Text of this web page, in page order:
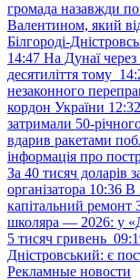
громада назавжди
Валентином, який
Білгороді-
14:47 На Дунаї
десятиліття тому
незаконного
кордон України 12:32
затримали 50-
вдарив ракетами
інформація про
За 40 тисяч доларів
організатора 10:36 В
капітальний ремонт
школяра — 2026: у
5 тисяч гривень
Дністровський: є
Рекламные новости